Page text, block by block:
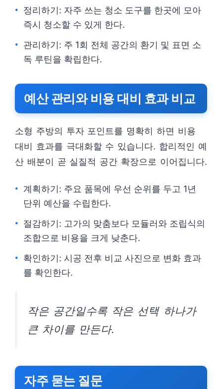
정리하기: 자주 쓰는 청소 도구를 한곳에 모아
즉시 청소할 수 있게 한다.
관리하기: 주 1회 전체 공간의 환기 및 표면 소
독 루틴을 확립한다.
예산 관리와 비용 대비 효과 비교
소형 주방의 투자 포인트를 명확히 하면 비용
대비 효과를 극대화할 수 있습니다. 합리적인 예
산 배분이 곧 실질적 공간 확장으로 이어집니다.
계획하기: 주요 품목에 우선 순위를 두고 1년
단위 예산을 수립한다.
절감하기: 고가의 맞춤보다 모듈러와 조립식의
조합으로 비용을 크게 낮춘다.
확인하기: 시공 전후 비교 사진으로 변화 효과
를 확인한다.
작은 공간일수록 작은 선택 하나가
큰 차이를 만든다.
자주 묻는 질문